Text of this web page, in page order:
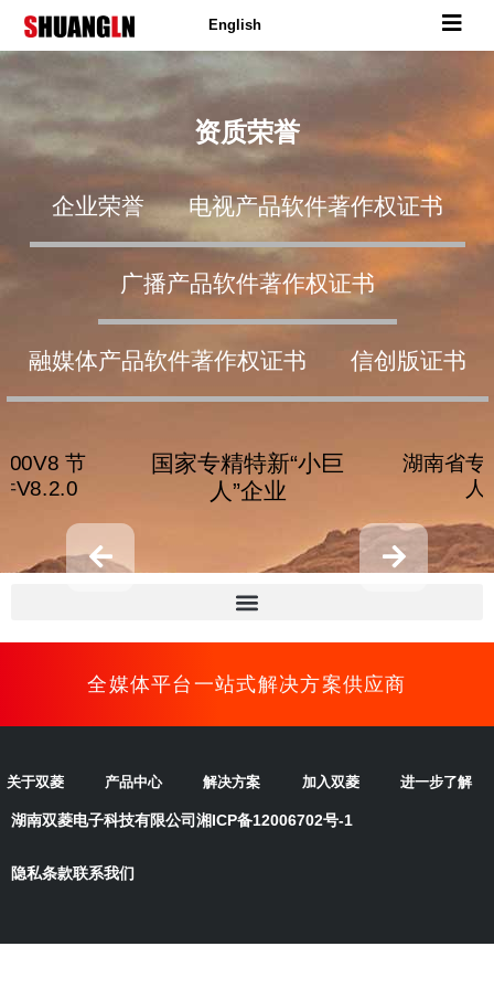
English
资质荣誉
企业荣誉 电视产品软件著作权证书
广播产品软件著作权证书
融媒体产品软件著作权证书 信创版证书
节
V8.2.0
国家专精特新“小巨
人”企业
湖南省专
人
全媒体平台一站式解决方案供应商
关于双菱 产品中心 解决方案 加入双菱 进一步了解
湖南双菱电子科技有限公司湘ICP备12006702号-1
隐私条款联系我们